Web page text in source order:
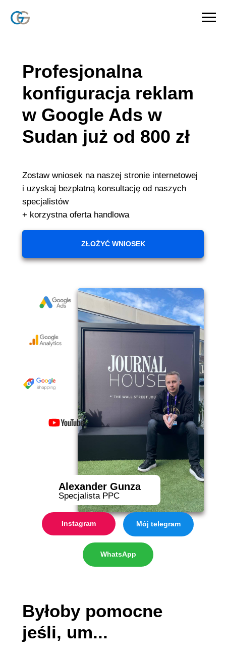
Profesjonalna
konfiguracja reklam
w Google Ads w
Sudan już od 800 zł
Zostaw wniosek na naszej stronie internetowej
i uzyskaj bezpłatną konsultację od naszych
specjalistów
+ korzystna oferta handlowa
ZŁOŻYĆ WNIOSEK
Instagram
Alexander Gunza
Specjalista PPC
WhatsApp
Mój telegram
Byłoby pomocne
jeśli, um...